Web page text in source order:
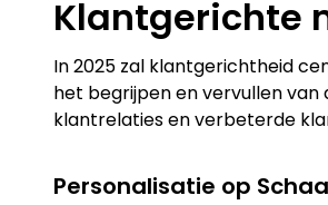
Klantgerichte
In 2025 zal klantgerichtheid
het begrijpen en vervullen
klantrelaties en verbeterde
Personalisatie op